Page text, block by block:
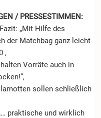
/ PRESSESTIMMEN:
„Mit Hilfe des
der Matchbag ganz leicht
,
Vorräte auch in
sollen schließlich
praktische und wirklich